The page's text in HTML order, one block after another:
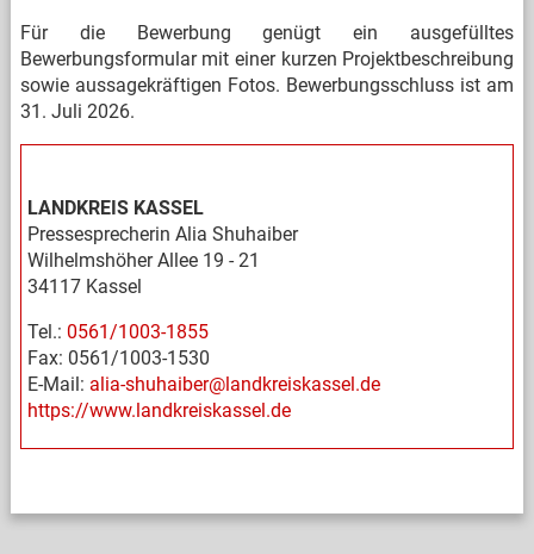
Für die Bewerbung genügt ein ausgefülltes
Bewerbungsformular mit einer kurzen Projektbeschreibung
sowie aussagekräftigen Fotos. Bewerbungsschluss ist am
31. Juli 2026.
LANDKREIS KASSEL
Pressesprecherin Alia Shuhaiber
Wilhelmshöher Allee 19 - 21
34117 Kassel
Tel.: 0561/1003-1855
Fax: 0561/1003-1530
E-Mail: alia-shuhaiber@landkreiskassel.de
https://www.landkreiskassel.de